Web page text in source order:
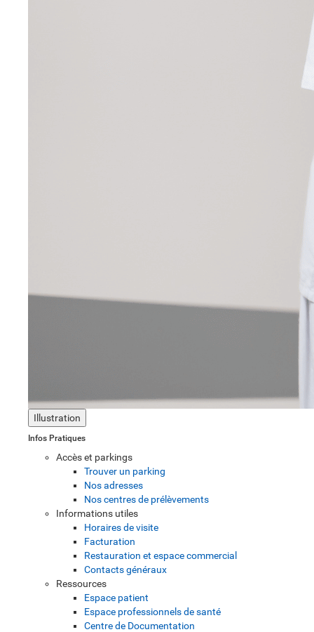
Illustration
Infos Pratiques
Accès et parkings
Trouver un parking
Nos adresses
Nos centres de prélèvements
Informations utiles
Horaires de visite
Facturation
Restauration et espace commercial
Contacts généraux
Ressources
Espace patient
Espace professionnels de santé
Centre de Documentation